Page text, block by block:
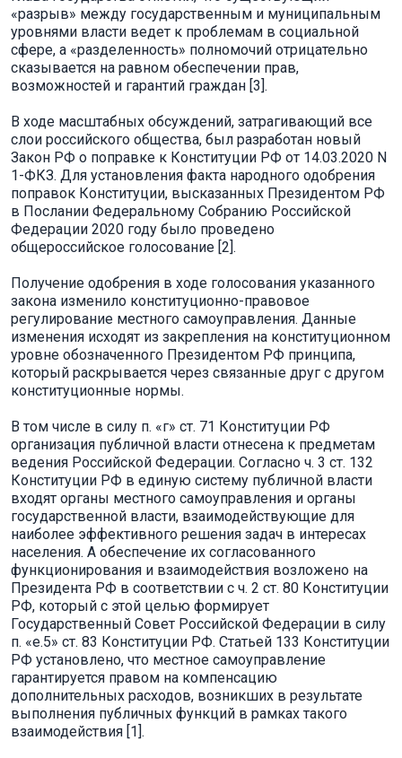
«разрыв» между государственным и муниципальным
уровнями власти ведет к проблемам в социальной
сфере, а «разделенность» полномочий отрицательно
сказывается на равном обеспечении прав,
возможностей и гарантий граждан [3].
В ходе масштабных обсуждений, затрагивающий все
слои российского общества, был разработан новый
Закон РФ о поправке к Конституции РФ от 14.03.2020 N
1-ФКЗ. Для установления факта народного одобрения
поправок Конституции, высказанных Президентом РФ
в Послании Федеральному Собранию Российской
Федерации 2020 году было проведено
общероссийское голосование [2].
Получение одобрения в ходе голосования указанного
закона изменило конституционно-правовое
регулирование местного самоуправления. Данные
изменения исходят из закрепления на конституционном
уровне обозначенного Президентом РФ принципа,
который раскрывается через связанные друг с другом
конституционные нормы.
В том числе в силу п. «г» ст. 71 Конституции РФ
организация публичной власти отнесена к предметам
ведения Российской Федерации. Согласно ч. 3 ст. 132
Конституции РФ в единую систему публичной власти
входят органы местного самоуправления и органы
государственной власти, взаимодействующие для
наиболее эффективного решения задач в интересах
населения. А обеспечение их согласованного
функционирования и взаимодействия возложено на
Президента РФ в соответствии с ч. 2 ст. 80 Конституции
РФ, который с этой целью формирует
Государственный Совет Российской Федерации в силу
п. «е.5» ст. 83 Конституции РФ. Статьей 133 Конституции
РФ установлено, что местное самоуправление
гарантируется правом на компенсацию
дополнительных расходов, возникших в результате
выполнения публичных функций в рамках такого
взаимодействия [1].